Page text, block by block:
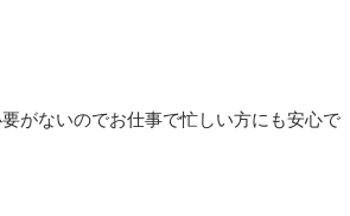
がないのでお仕事で忙しい方にも安心で